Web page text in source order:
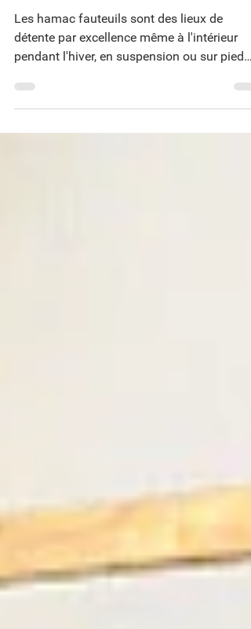
fauteuil cet hiver ?
Les hamac fauteuils sont des lieux de
pendant l'hiver, en suspension ou sur pied
décoratif